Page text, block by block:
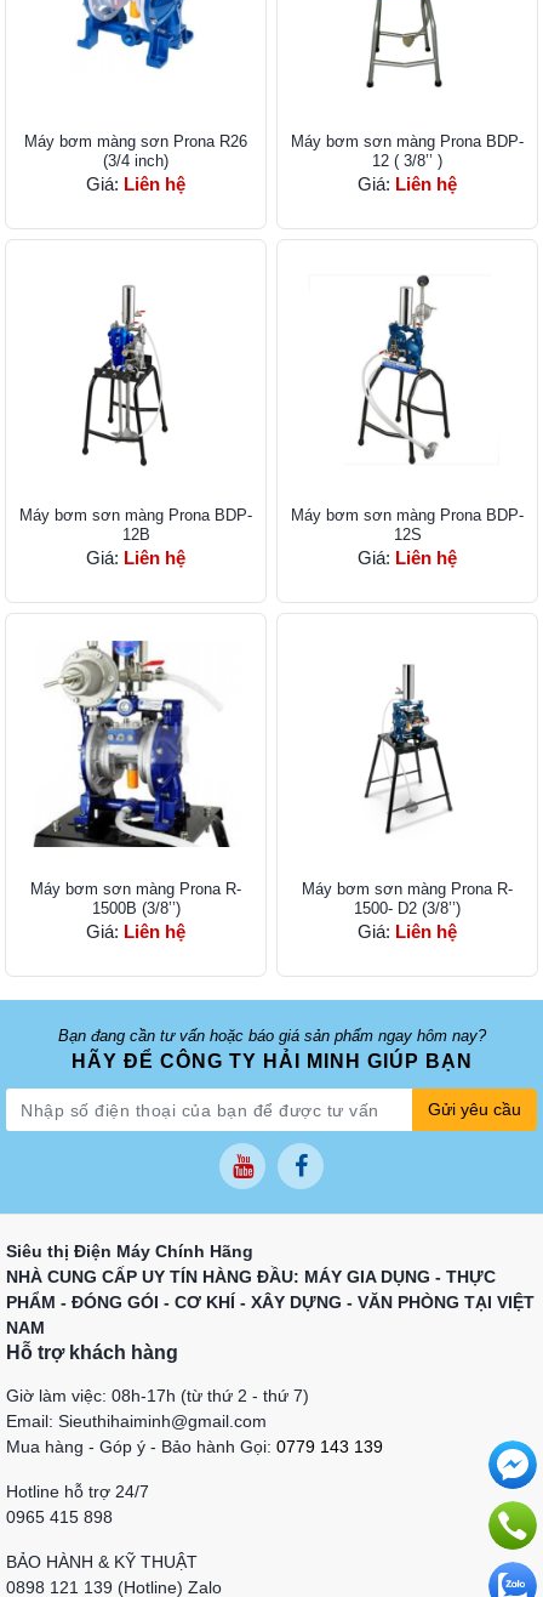
Máy bơm màng sơn Pr​ona R26
(3/4 inch)
Giá: Liên hệ
Máy bơm sơn màng Prona ​BDP-
12 ( 3/8’’ )
Giá: Liên hệ
Máy bơm sơn màng Prona BDP-
12B
Giá: Liên hệ
Máy bơm sơn màng Prona BDP-
12S
Giá: Liên hệ
Máy bơm sơn màng Prona R-
1500B (3/8’’)
Giá: Liên hệ
Máy bơm sơn màng Prona R-
1500- D2 (3/8’’)
Giá: Liên hệ
Bạn đang cần tư vấn hoặc báo giá sản phẩm ngay hôm nay?
HÃY ĐỂ CÔNG TY HẢI MINH GIÚP BẠN
Gửi yêu cầu
Siêu thị Điện Máy Chính Hãng
NHÀ CUNG CẤP UY TÍN HÀNG ĐẦU: MÁY GIA DỤNG - THỰC
PHẨM - ĐÓNG GÓI - CƠ KHÍ - XÂY DỰNG - VĂN PHÒNG TẠI VIỆT
NAM
Hỗ trợ khách hàng
Giờ làm việc: 08h-17h (từ thứ 2 - thứ 7)
Email: Sieuthihaiminh@gmail.com
Mua hàng - Góp ý - Bảo hành Gọi: 0779 143 139
Hotline hỗ trợ 24/7
0965 415 898
BẢO HÀNH & KỸ THUẬT
0898 121 139 (Hotline) Zalo